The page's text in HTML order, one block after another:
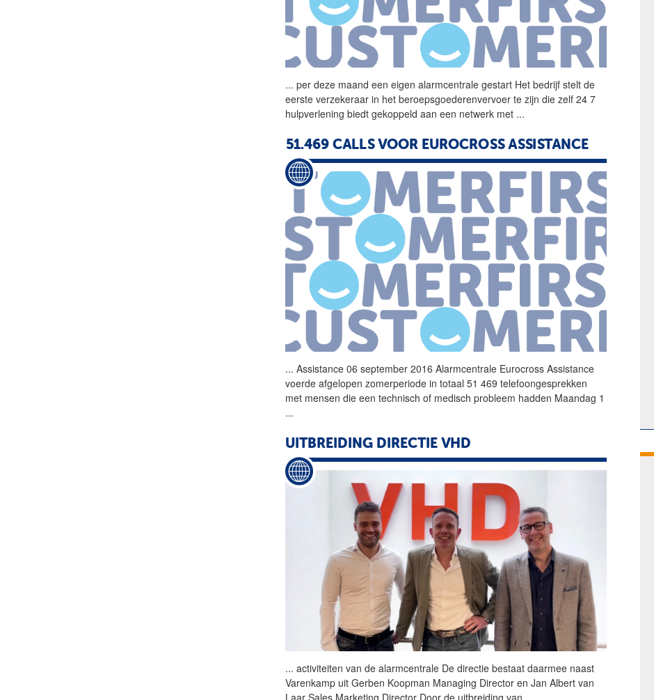
... per deze maand een eigenalarmcentrale gestart Het bedrijf stelt de
eerste verzekeraar in het beroepsgoederenvervoer te zijn die zelf 24 7
hulpverlening biedt gekoppeld aan een netwerk met ...
51.469 CALLS VOOR EUROCROSS ASSISTANCE
... Assistance 06 september 2016Alarmcentrale Eurocross Assistance
voerde afgelopen zomerperiode in totaal 51 469 telefoongesprekken
met mensen die een technisch of medisch probleem hadden Maandag 1
...
UITBREIDING DIRECTIE VHD
... activiteiten van dealarmcentrale De directie bestaat daarmee naast
Varenkamp uit Gerben Koopman Managing Director en Jan Albert van
Laar Sales Marketing Director Door de uitbreiding van ...